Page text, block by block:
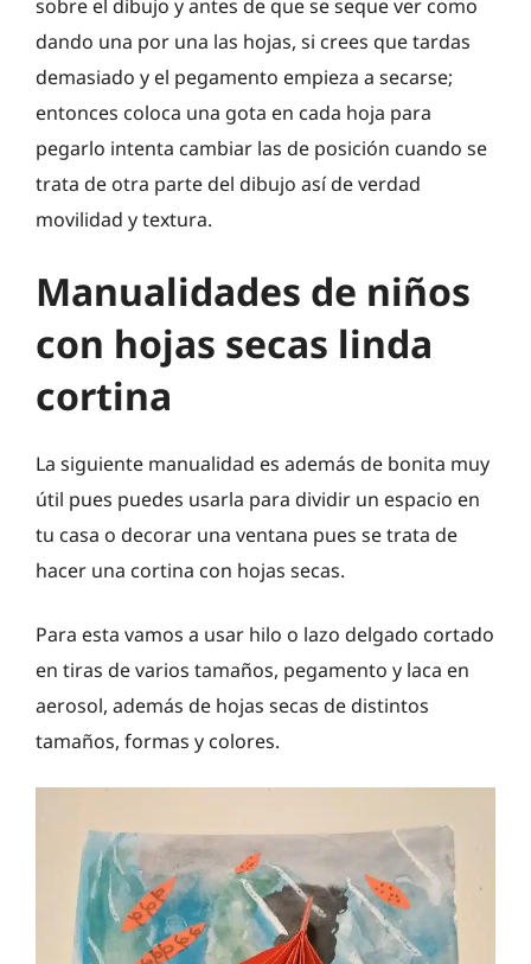
sobre el dibujo y antes de que se seque ver como
dando una por una las hojas, si crees que tardas
demasiado y el pegamento empieza a secarse;
entonces coloca una gota en cada hoja para
pegarlo intenta cambiar las de posición cuando se
trata de otra parte del dibujo así de verdad
movilidad y textura.
Manualidades de niños
con hojas secas linda
cortina
La siguiente manualidad es además de bonita muy
útil pues puedes usarla para dividir un espacio en
tu casa o decorar una ventana pues se trata de
hacer una cortina con hojas secas.
Para esta vamos a usar hilo o lazo delgado cortado
en tiras de varios tamaños, pegamento y laca en
aerosol, además de hojas secas de distintos
tamaños, formas y colores.